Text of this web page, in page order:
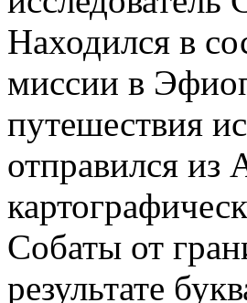
Находился в
миссии в
путешествия
отправился из
Собаты от
результате